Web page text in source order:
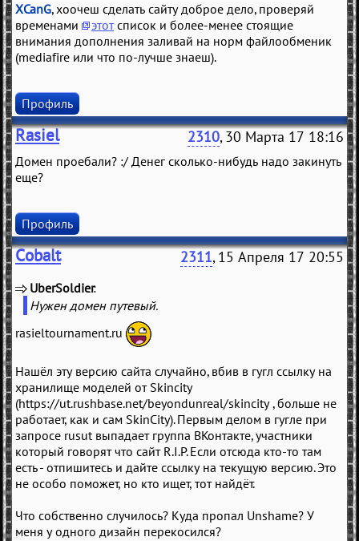
XCanG, хоочеш сделать сайту доброе дело, проверяй
временами
этотсписок и более-менее стоящие
внимания дополнения заливай на норм файлообменик
(mediafire или что по-лучше знаеш).
Профиль
Rasiel 2310, 30 Марта 17 18:16
Домен проебали? :/ Денег сколько-нибудь надо закинуть
еще?
Профиль
Cobalt 2311, 15 Апреля 17 20:55
UberSoldier
Нужен домен путевый.
rasieltournament.ru
Нашёл эту версию сайта случайно, вбив в гугл ссылку на
хранилище моделей от Skincity
(https://ut.rushbase.net/beyondunreal/skincity , больше не
работает, как и сам SkinCity). Первым делом в гугле при
запросе rusut выпадает группа ВКонтакте, участники
который говорят что сайт R.I.P. Если отсюда кто-то там
есть - отпишитесь и дайте ссылку на текущую версию. Это
не особо поможет, но кто ищет, тот найдёт.
Что собственно случилось? Куда пропал Unshame? У
меня у одного дизайн перекосился?